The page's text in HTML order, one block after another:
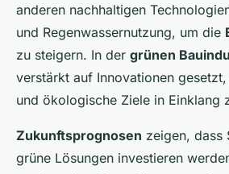
anderen nachhaltigen
und Regenwassernutzung, um die
zu steigern. In der grünen
verstärkt auf Innovationen
und ökologische Ziele in Einklang
Zukunftsprognosen zeigen, dass
grüne Lösungen investieren